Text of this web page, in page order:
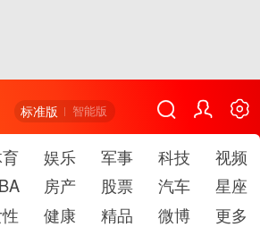
标准版 智能版
娱乐 军事 科技
视频
房产 股票 汽车
星座
健康 精品 微博 更多